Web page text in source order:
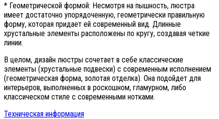
* Геометрической формой: Несмотря на пышность, люстра
имеет достаточно упорядоченную, геометрически правильную
форму, которая придает ей современный вид. Длинные
хрустальные элементы расположены по кругу, создавая четкие
линии.
В целом, дизайн люстры сочетает в себе классические
элементы (хрустальные подвески) с современным исполнением
(геометрическая форма, золотая отделка). Она подойдет для
интерьеров, выполненных в роскошном, гламурном, либо
классическом стиле с современными нотками.
Техническая информация